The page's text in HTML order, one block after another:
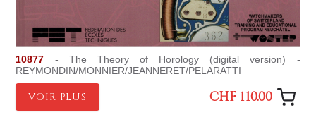
10877 - The Theory of Horology (digital version) -
REYMONDIN/MONNIER/JEANNERET/PELARATTI
VOIR PLUS CHF 110.00